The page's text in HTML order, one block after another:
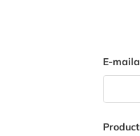
Product
E-